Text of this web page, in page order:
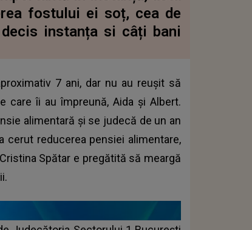
fostului ei soț, cea de
instanța si câți bani
7 ani, dar nu au reușit să
care îi au împreună, Aida și Albert.
alimentară și se judecă de un an
cerut reducerea pensiei alimentare,
Spătar e pregătită să meargă